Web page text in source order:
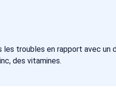
troubles en rapport avec
des vitamines.